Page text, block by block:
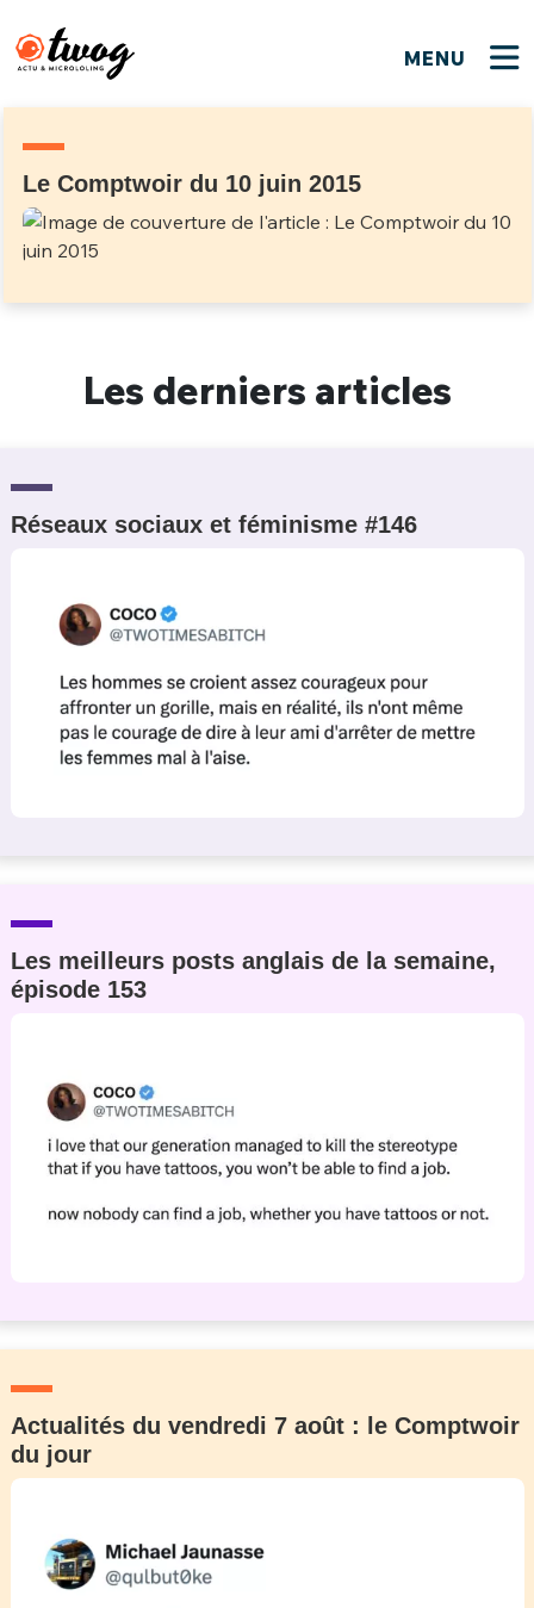
MENU
Le Comptwoir du 10 juin 2015
Les derniers articles
Réseaux sociaux et féminisme #146
Les meilleurs posts anglais de la semaine,
épisode 153
Actualités du vendredi 7 août : le Comptwoir
du jour
Bienvenue !
JE M'INSCRIS
PSEUDO*
EMAIL*
PASSWORD*
JE M'INSCRIS
CONNEXION
FERMER
Que souhaitez-vous proposer ?
Quelques tweets
C'EST PARTI
Ma propre sélection
ME CONNECTER